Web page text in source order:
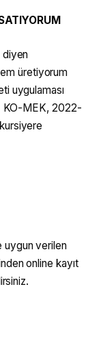
diyen
üretiyorum
uygulaması
KO-MEK, 2022-
uygun verilen
online kayıt